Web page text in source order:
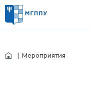
| Мероприятия